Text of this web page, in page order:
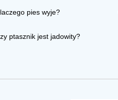
pies wyje?
ptasznik jest jadowity?